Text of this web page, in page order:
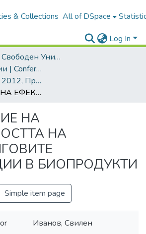
& Collections All of DSpace
Log In
Бургаски Свободен Университет | Burgas Free University
2. Конференции | Conferences
Конференция, 2012, Проекти и региони
УПРАВЛЕНИЕ НА ЕФЕКТИВНОСТТА НА МАРКЕТИНГОВИТЕ ИНВЕСТИЦИИ В БИОПРОДУКТИ
НА
НА
В БИОПРОДУКТИ
Simple item page
Иванов, Свилен